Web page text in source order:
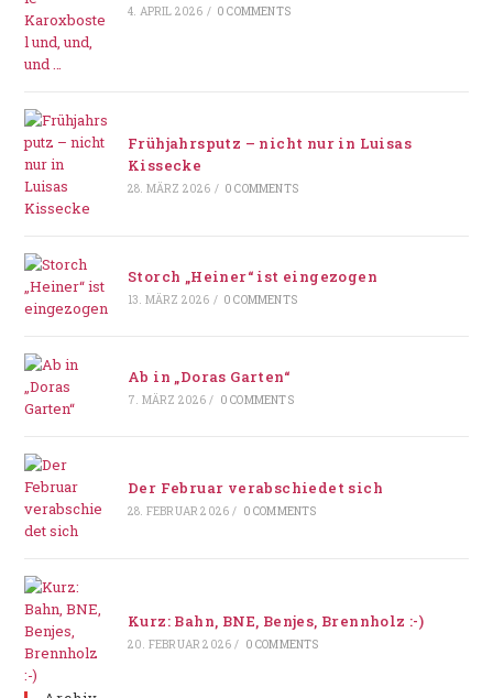
4. APRIL 2026 / 0 COMMENTS
Frühjahrsputz – nicht nur in Luisas
Kissecke
28. MÄRZ 2026 / 0 COMMENTS
Storch „Heiner“ ist eingezogen
13. MÄRZ 2026 / 0 COMMENTS
Ab in „Doras Garten“
7. MÄRZ 2026 / 0 COMMENTS
Der Februar verabschiedet sich
28. FEBRUAR 2026 / 0 COMMENTS
Kurz: Bahn, BNE, Benjes, Brennholz :-)
20. FEBRUAR 2026 / 0 COMMENTS